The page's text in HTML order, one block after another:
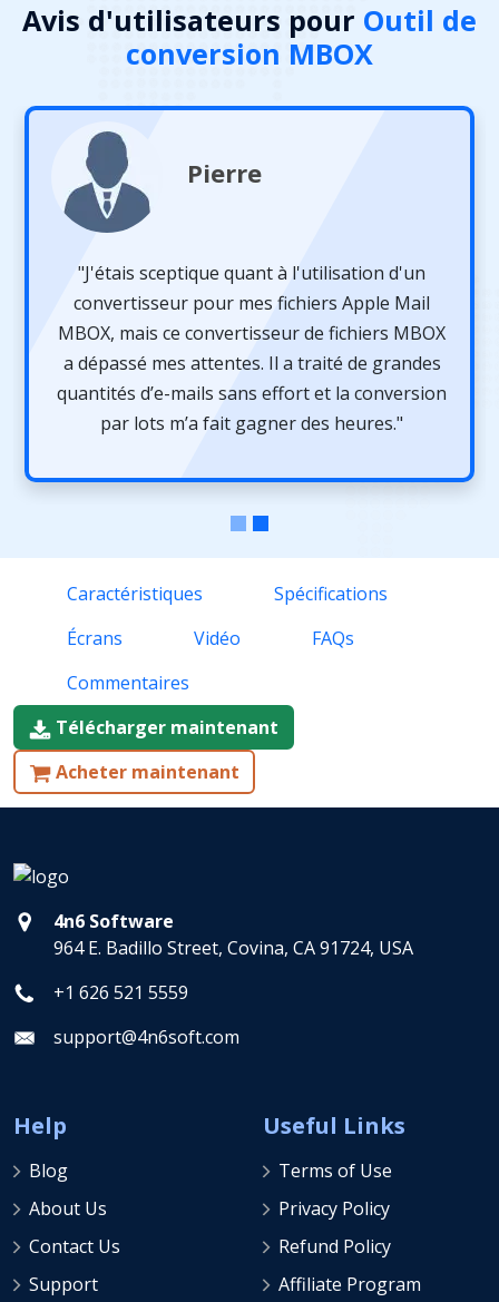
Avis d'utilisateurs pour Outil de
conversion MBOX
Pierre
"J'étais sceptique quant à l'utilisation d'un
convertisseur pour mes fichiers Apple Mail
MBOX, mais ce convertisseur de fichiers MBOX
a dépassé mes attentes. Il a traité de grandes
quantités d’e-mails sans effort et la conversion
par lots m’a fait gagner des heures."
Caractéristiques
Spécifications
Écrans
Vidéo
FAQs
Commentaires
Télécharger maintenant
Acheter maintenant
4n6 Software
964 E. Badillo Street, Covina, CA 91724, USA
+1 626 521 5559
support@4n6soft.com
Help
Blog
About Us
Contact Us
Support
Useful Links
Terms of Use
Privacy Policy
Refund Policy
Affiliate Program